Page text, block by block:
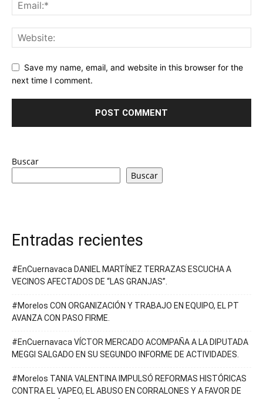
Save my name, email, and website in this browser for the
next time I comment.
Buscar
Buscar
Entradas recientes
#EnCuernavaca DANIEL MARTÍNEZ TERRAZAS ESCUCHA A
VECINOS AFECTADOS DE “LAS GRANJAS”.
#Morelos CON ORGANIZACIÓN Y TRABAJO EN EQUIPO, EL PT
AVANZA CON PASO FIRME.
#EnCuernavaca VÍCTOR MERCADO ACOMPAÑA A LA DIPUTADA
MEGGI SALGADO EN SU SEGUNDO INFORME DE ACTIVIDADES.
#Morelos TANIA VALENTINA IMPULSÓ REFORMAS HISTÓRICAS
CONTRA EL VAPEO, EL ABUSO EN CORRALONES Y A FAVOR DE